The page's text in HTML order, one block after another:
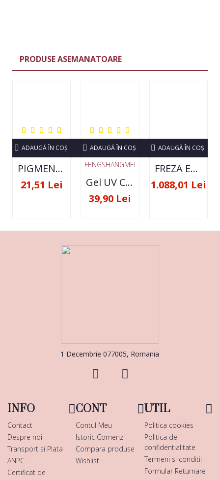
PRODUSE ASEMANATOARE
PIGMENT NEON SET 12 CULORI
21,51 Lei
ADAUGĂ ÎN COŞ
FENGSHANGMEI
Gel UV Constructie FSM 50ML - 07
39,90 Lei
ADAUGĂ ÎN COŞ
FREZA ELECTRICA STRONG 210 35000 RPM- ORIGINALA
1.088,01 Lei
ADAUGĂ ÎN COŞ
1 Decembrie 077005, Romania
INFO
Contact
Despre noi
Transport si Plata
ANPC
Certificat de
CONT
Contul Meu
Istoric Comenzi
Compara produse
Wishlist
UTIL
Politica cookies
Politica de
confidentialitate
Termeni si conditii
Formular Returnare